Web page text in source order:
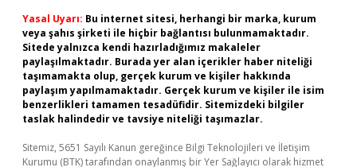
Yasal Uyarı: Bu internet sitesi, herhangi bir marka, kurum
veya şahıs şirketi ile hiçbir bağlantısı bulunmamaktadır.
Sitede yalnızca kendi hazırladığımız makaleler
paylaşılmaktadır. Burada yer alan içerikler haber niteliği
taşımamakta olup, gerçek kurum ve kişiler hakkında
paylaşım yapılmamaktadır. Gerçek kurum ve kişiler ile isim
benzerlikleri tamamen tesadüfidir. Sitemizdeki bilgiler
taslak halindedir ve tavsiye niteliği taşımazlar.
Sitemiz, 5651 Sayılı Kanun gereğince Bilgi Teknolojileri ve İletişim
Kurumu (BTK) tarafından onaylanmış bir Yer Sağlayıcı olarak hizmet